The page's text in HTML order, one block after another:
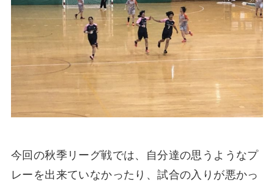
今回の秋季リーグ戦では、自分達の思うようなプ
レーを出来ていなかったり、試合の入りが悪かっ